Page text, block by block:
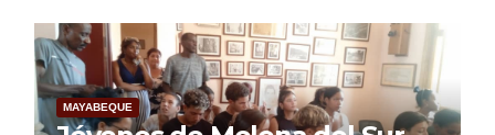
MAYABEQUE